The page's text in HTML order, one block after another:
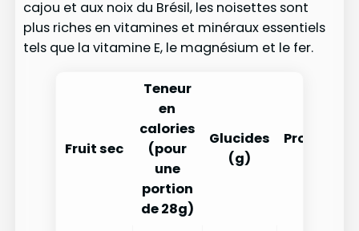
cajou et aux noix du Brésil, les noisettes sont
plus riches en vitamines et minéraux essentiels
tels que la vitamine E, le magnésium et le fer.
Fruit sec
Teneur
en
calories
(pour
une
portion
de 28g)
Glucides
(g)
Protéines